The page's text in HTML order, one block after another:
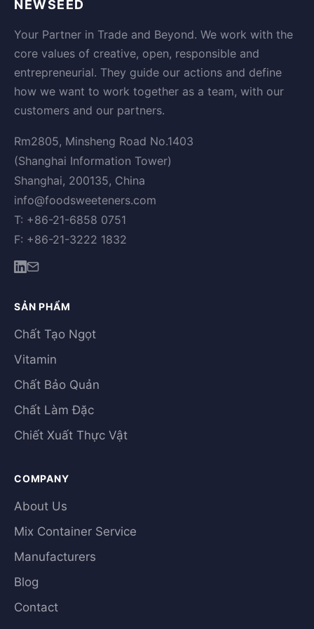
NEWSEED
Your Partner in Trade and Beyond. We work with the
core values of creative, open, responsible and
entrepreneurial. They guide our actions and define
how we want to work together as a team, with our
customers and our partners.
Rm2805, Minsheng Road No.1403
(Shanghai Information Tower)
Shanghai, 200135, China
info@foodsweeteners.com
T: +86-21-6858 0751
F: +86-21-3222 1832
SẢN PHẨM
Chất Tạo Ngọt
Vitamin
Chất Bảo Quản
Chất Làm Đặc
Chiết Xuất Thực Vật
COMPANY
About Us
Mix Container Service
Manufacturers
Blog
Contact